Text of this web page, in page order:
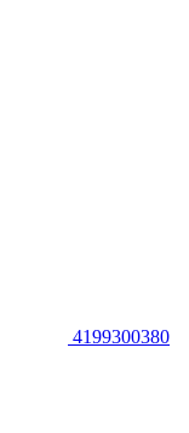
4199300380